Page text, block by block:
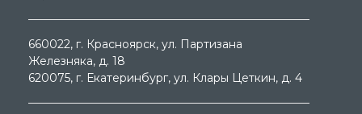
660022, г. Красноярск, ул. Партизана
Железняка, д. 18
620075, г. Екатеринбург, ул. Клары Цеткин, д. 4